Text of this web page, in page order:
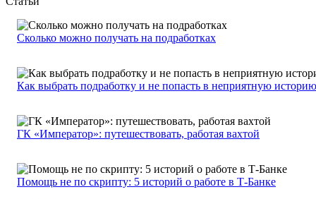
Сколько можно получать на подработках
Как выбрать подработку и не попасть в неприятную историю
ГК «Император»: путешествовать, работая вахтой
Помощь не по скрипту: 5 историй о работе в Т-Банке